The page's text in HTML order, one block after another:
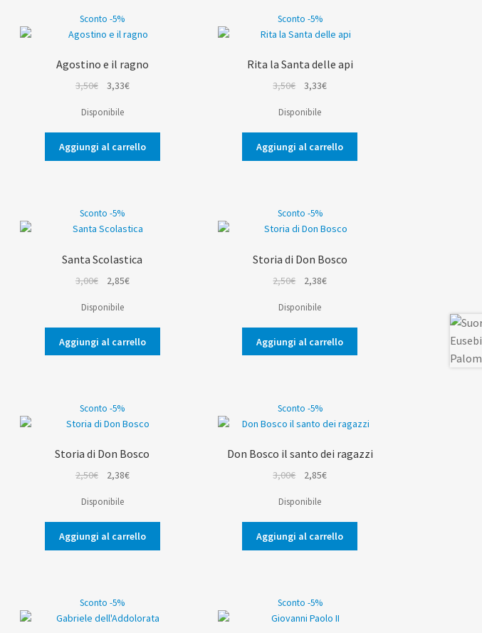
Sconto -5%
Agostino e il ragno
3,50€
originale
era:
3,50€.
3,33€Il
è:
3,33€.
Disponibile
Aggiungi al carrello
Sconto -5%
Rita la Santa delle api
3,50€
originale
era:
3,50€.
3,33€Il
è:
3,33€.
Disponibile
Aggiungi al carrello
Sconto -5%
Santa Scolastica
3,00€
originale
era:
3,00€.
2,85€Il
è:
2,85€.
Disponibile
Aggiungi al carrello
Sconto -5%
Storia di Don Bosco
2,50€
originale
era:
2,50€.
2,38€Il
è:
2,38€.
Disponibile
Aggiungi al carrello
Sconto -5%
Storia di Don Bosco
2,50€
originale
era:
2,50€.
2,38€Il
è:
2,38€.
Disponibile
Aggiungi al carrello
Sconto -5%
Don Bosco il santo dei ragazzi
3,00€
originale
era:
3,00€.
2,85€Il
è:
2,85€.
Disponibile
Aggiungi al carrello
Sconto -5% Sconto -5%